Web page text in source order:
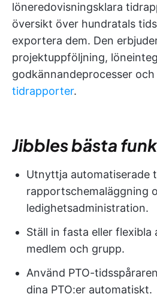
löneredovisningsklara
översikt över hundratals
exportera dem. Den
projektuppföljning,
godkännandeprocesser och
tidrapporter.
Jibbles bästa
Utnyttja automatiserade
rapportschemaläggning
ledighetsadministration.
Ställ in fasta eller flexibla
medlem och grupp.
Använd PTO-
dina PTO:er automatiskt.